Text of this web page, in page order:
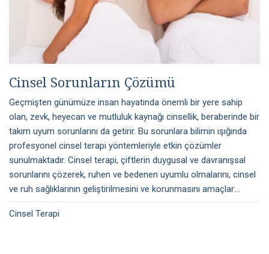
Cinsel Sorunların Çözümü
Geçmişten günümüze insan hayatında önemli bir yere sahip
olan, zevk, heyecan ve mutluluk kaynağı cinsellik, beraberinde bir
takım uyum sorunlarını da getirir. Bu sorunlara bilimin ışığında
profesyonel cinsel terapi yöntemleriyle etkin çözümler
sunulmaktadır. Cinsel terapi, çiftlerin duygusal ve davranışsal
sorunlarını çözerek, ruhen ve bedenen uyumlu olmalarını, cinsel
ve ruh sağlıklarının geliştirilmesini ve korunmasını amaçlar....
Cinsel Terapi